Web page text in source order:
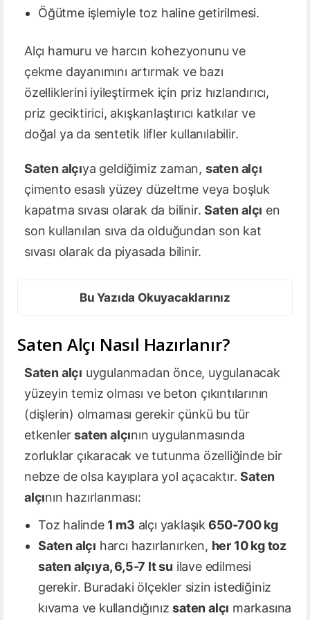
Öğütme işlemiyle toz haline getirilmesi.
Alçı hamuru ve harcın kohezyonunu ve
çekme dayanımını artırmak ve bazı
özelliklerini iyileştirmek için priz hızlandırıcı,
priz geciktirici, akışkanlaştırıcı katkılar ve
doğal ya da sentetik lifler kullanılabilir.
Saten alçıya geldiğimiz zaman, saten alçı
çimento esaslı yüzey düzeltme veya boşluk
kapatma sıvası olarak da bilinir.Saten alçı en
son kullanılan sıva da olduğundan son kat
sıvası olarak da piyasada bilinir.
Bu Yazıda Okuyacaklarınız
Saten Alçı Nasıl Hazırlanır?
Saten alçı uygulanmadan önce, uygulanacak
yüzeyin temiz olması ve beton çıkıntılarının
(dişlerin) olmaması gerekir çünkü bu tür
etkenlersaten alçının uygulanmasında
zorluklar çıkaracak ve tutunma özelliğinde bir
nebze de olsa kayıplara yol açacaktır.Saten
alçının hazırlanması:
Toz halinde1 m3 alçı yaklaşık650-700 kg
Saten alçı harcı hazırlanırken, her 10 kg toz
saten alçıya, 6,5-7 lt su ilave edilmesi
gerekir. Buradaki ölçekler sizin istediğiniz
kıvama ve kullandığınızsaten alçı markasına